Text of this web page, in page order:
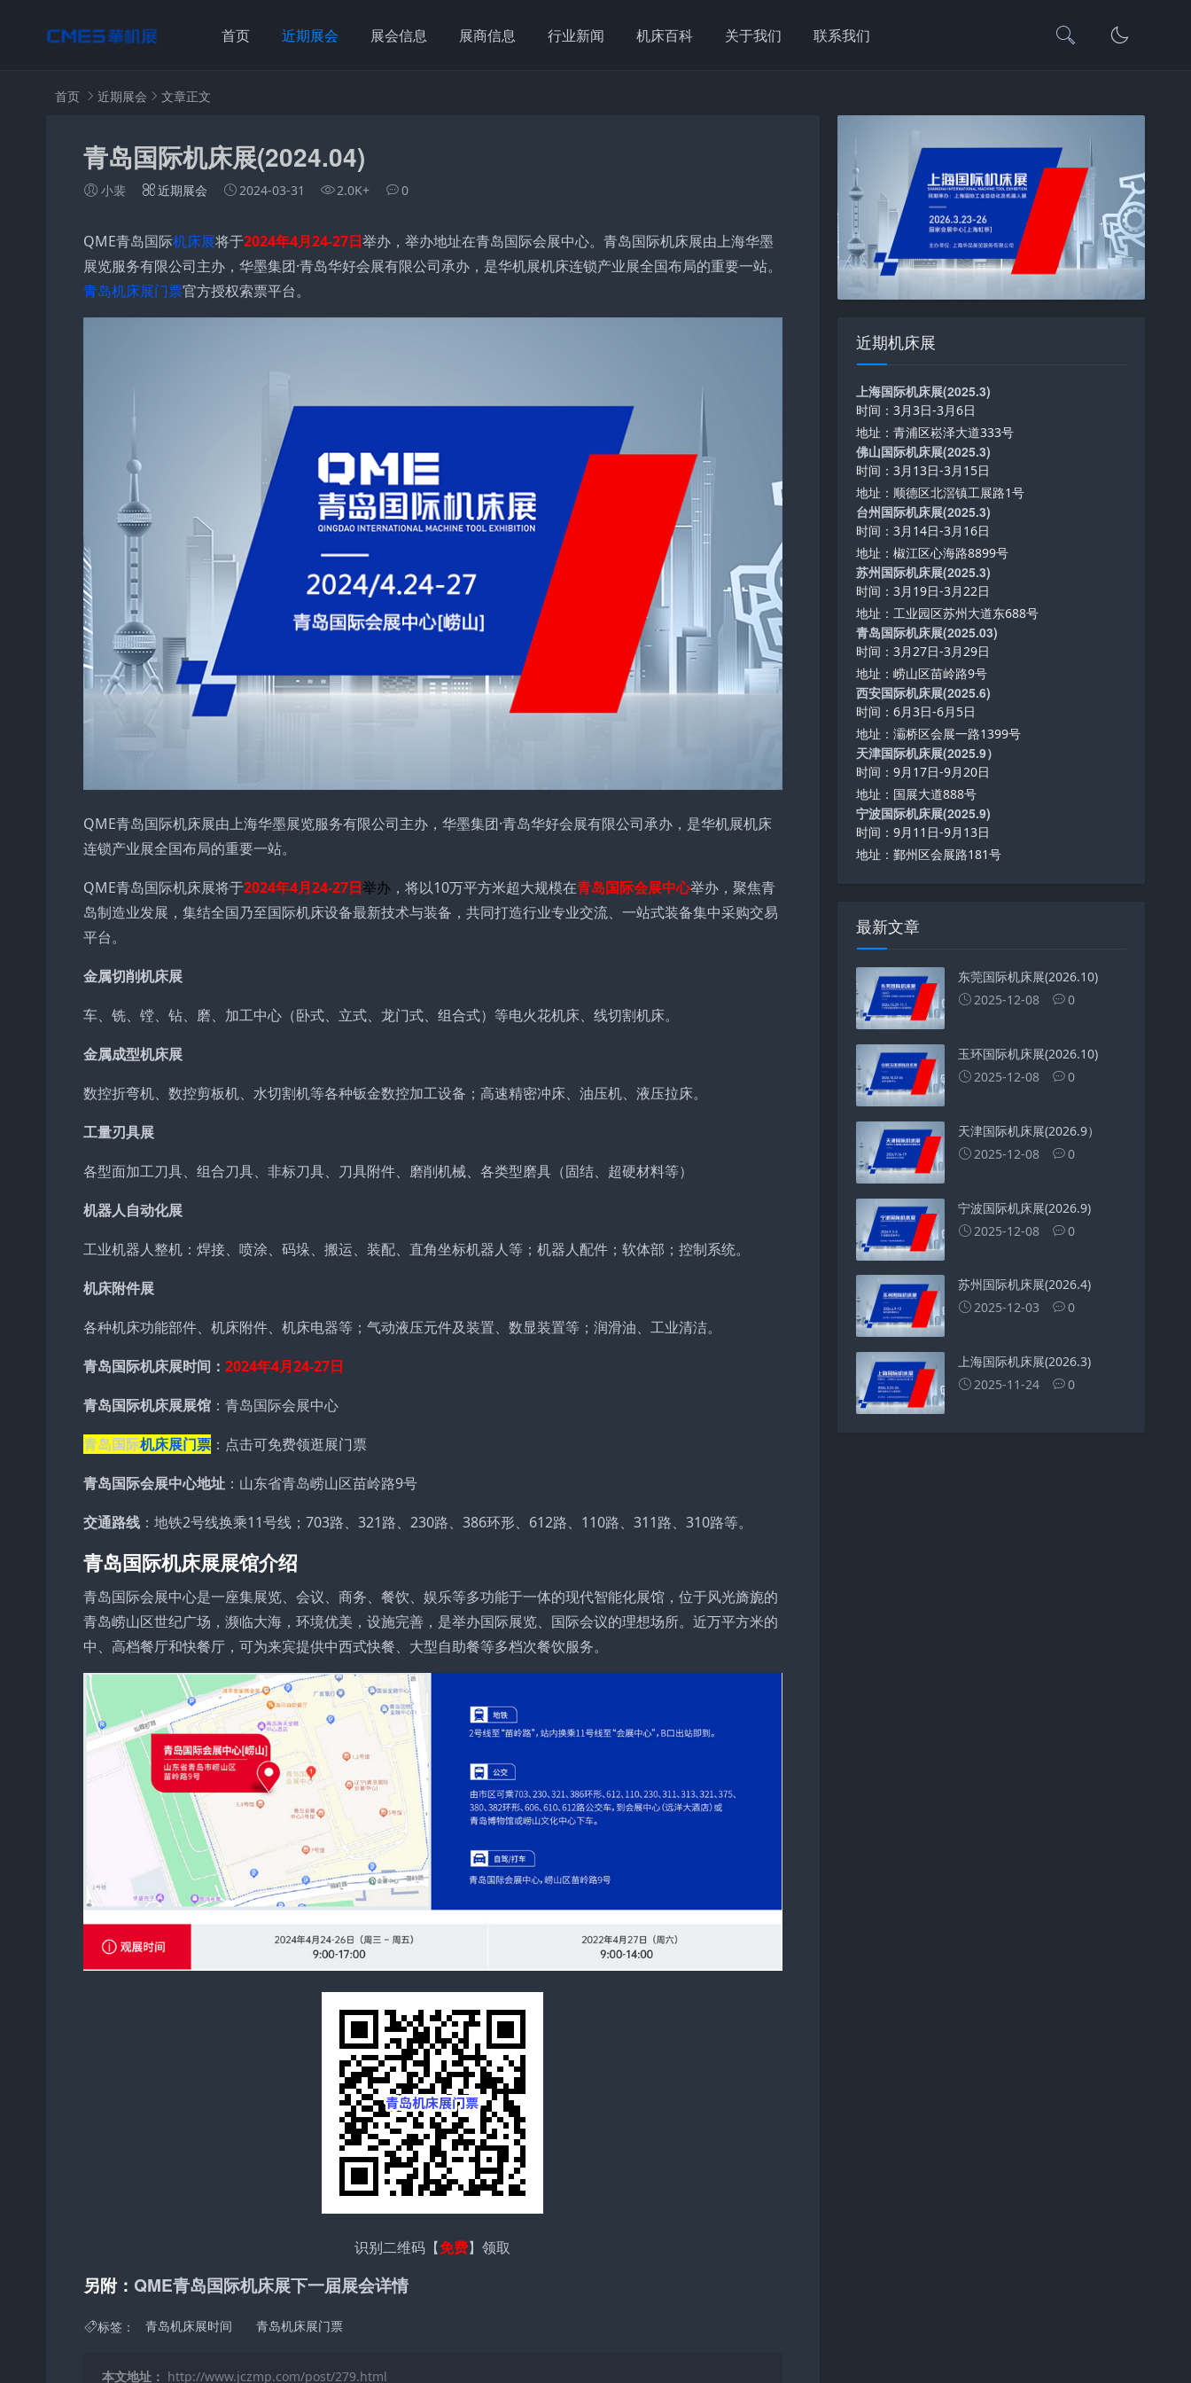
首页 近期展会 展会信息 展商信息 行业新闻 机床百科 关于我们 联系我们
首页 近期展会 文章正文
青岛国际机床展(2024.04)
小裴 近期展会 2024-03-31 2.0K+ 0
QME青岛国际机床展将于2024年4月24-27日举办 ，举办地址在青岛国际会展中心。青岛国际机床展由上海华墨
展览服务有限公司主办，华墨集团·青岛华好会展有限公司承办，是华机展机床连锁产业展全国布局的重要一站。
青岛机床展门票官方授权索票平台。
QME青岛国际机床展由上海华墨展览服务有限公司主办，华墨集团·青岛华好会展有限公司承办，是华机展机床
连锁产业展全国布局的重要一站。
QME青岛国际机床展将于2024年4月24-27日举办 ，将以10万平方米超大规模在青岛国际会展中心举办，聚焦青
岛制造业发展，集结全国乃至国际机床设备最新技术与装备，共同打造行业专业交流、一站式装备集中采购交易
平台。
金属切削机床展
车、铣、镗、钻、磨、加工中心（卧式、立式、龙门式、组合式）等电火花机床、线切割机床。
金属成型机床展
数控折弯机、数控剪板机、水切割机等各种钣金数控加工设备；高速精密冲床、油压机、液压拉床。
工量刃具展
各型面加工刀具、组合刀具、非标刀具、刀具附件、磨削机械、各类型磨具（固结、超硬材料等）
机器人自动化展
工业机器人整机：焊接、喷涂、码垛、搬运、装配、直角坐标机器人等；机器人配件；软体部；控制系统。
机床附件展
各种机床功能部件、机床附件、机床电器等；气动液压元件及装置、数显装置等；润滑油、工业清洁。
青岛国际机床展时间： 2024年4月24-27日
青岛国际机床展展馆 ：青岛国际会展中心
青岛国际机床展门票 ： 点击可免费领逛展门票
青岛国际会展中心地址 ：山东省青岛崂山区苗岭路9号
交通路线 ：地铁2号线换乘11号线；703路、321路、230路、386环形、612路、110路、311路、310路等。
青岛国际机床展展馆介绍
青岛国际会展中心是一座集展览、会议、商务、餐饮、娱乐等多功能于一体的现代智能化展馆，位于风光旖旎的
青岛崂山区世纪广场，濒临大海，环境优美，设施完善，是举办国际展览、国际会议的理想场所。近万平方米的
中、高档餐厅和快餐厅，可为来宾提供中西式快餐、大型自助餐等多档次餐饮服务。
识别二维码【免费】领取
另附： QME青岛国际机床展下一届展会详情
标签： 青岛机床展时间 青岛机床展门票
本文地址： http://www.jczmp.com/post/279.html
近期机床展
上海国际机床展(2025.3)
时间：3月3日-3月6日
地址：青浦区崧泽大道333号
佛山国际机床展(2025.3)
时间：3月13日-3月15日
地址：顺德区北滘镇工展路1号
台州国际机床展(2025.3)
时间：3月14日-3月16日
地址：椒江区心海路8899号
苏州国际机床展(2025.3)
时间：3月19日-3月22日
地址：工业园区苏州大道东688号
青岛国际机床展(2025.03)
时间：3月27日-3月29日
地址：崂山区苗岭路9号
西安国际机床展(2025.6)
时间：6月3日-6月5日
地址：灞桥区会展一路1399号
天津国际机床展(2025.9）
时间：9月17日-9月20日
地址：国展大道888号
宁波国际机床展(2025.9)
时间：9月11日-9月13日
地址：鄞州区会展路181号
最新文章
东莞国际机床展(2026.10)
2025-12-08
0
玉环国际机床展(2026.10)
2025-12-08
0
天津国际机床展(2026.9）
2025-12-08
0
宁波国际机床展(2026.9)
2025-12-08
0
苏州国际机床展(2026.4)
2025-12-03
0
上海国际机床展(2026.3)
2025-11-24
0